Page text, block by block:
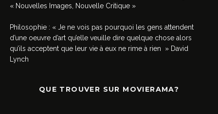
« Nouvelles Images, Nouvelle Critique »
Philosophie : « Je ne vois pas pourquoi les gens attendent
d’une oeuvre d’art qu’elle veuille dire quelque chose alors
qu’ils acceptent que leur vie à eux ne rime à rien » David
Lynch
QUE TROUVER SUR MOVIERAMA?